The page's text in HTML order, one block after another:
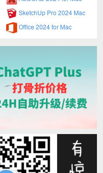
SketchUp Pro 2024 Mac
Office 2024 for Mac